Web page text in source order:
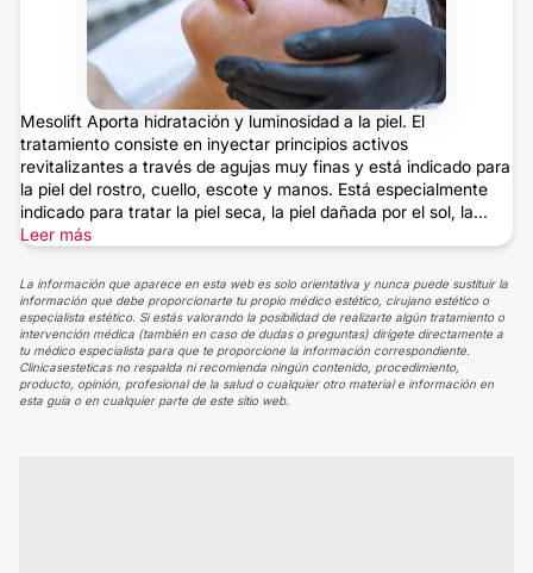
Mesolift Aporta hidratación y luminosidad a la piel. El
tratamiento consiste en inyectar principios activos
revitalizantes a través de agujas muy finas y está indicado para
la piel del rostro, cuello, escote y manos. Está especialmente
indicado para tratar la piel seca, la piel dañada por el sol, la...
Leer más
La información que aparece en esta web es solo orientativa y nunca puede sustituir la
información que debe proporcionarte tu propio médico estético, cirujano estético o
especialista estético. Si estás valorando la posibilidad de realizarte algún tratamiento o
intervención médica (también en caso de dudas o preguntas) dirígete directamente a
tu médico especialista para que te proporcione la información correspondiente.
Clinicasesteticas no respalda ni recomienda ningún contenido, procedimiento,
producto, opinión, profesional de la salud o cualquier otro material e información en
esta guía o en cualquier parte de este sitio web.